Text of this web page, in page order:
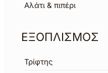
Αλάτι & πιπέρι
ΕΞΟΠΛΙΣΜΟΣ
Τρίφτης